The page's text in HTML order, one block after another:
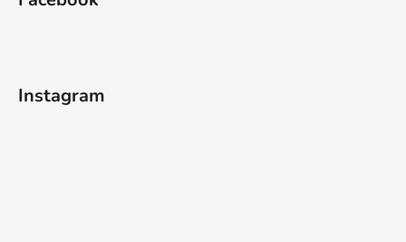
Instagram